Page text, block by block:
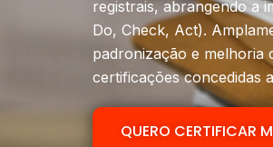
registrais, abrangendo a
Do, Check, Act).
padronização e
certificações concedidas
QUERO CERTIFICAR